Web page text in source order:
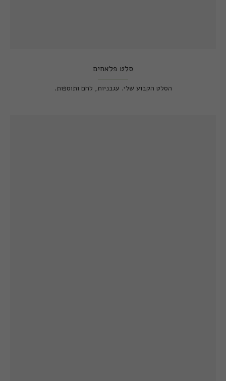
סלט פלאחים
הסלט הקבוע שלי. עגבניות, לחם ותוספות.